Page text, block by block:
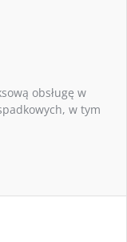
obsługę w
w tym